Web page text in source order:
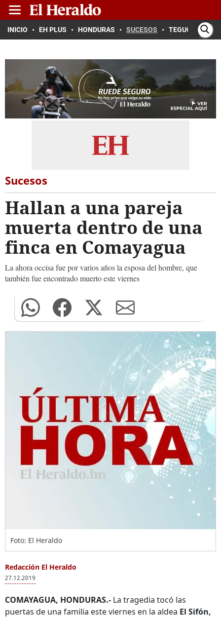
INICIO EH PLUS HONDURAS SUCESOS TEGUCIGALPA
Sucesos
Hallan a una pareja
muerta dentro de una
finca en Comayagua
La ahora occisa fue por varios años la esposa del hombre, que
también fue encontrado muerto este viernes
Foto: El Heraldo
Redacción El Heraldo
27.12.2019
COMAYAGUA, HONDURAS.- La tragedia tocó las
puertas de una familia este viernes en la aldea El Sifón,